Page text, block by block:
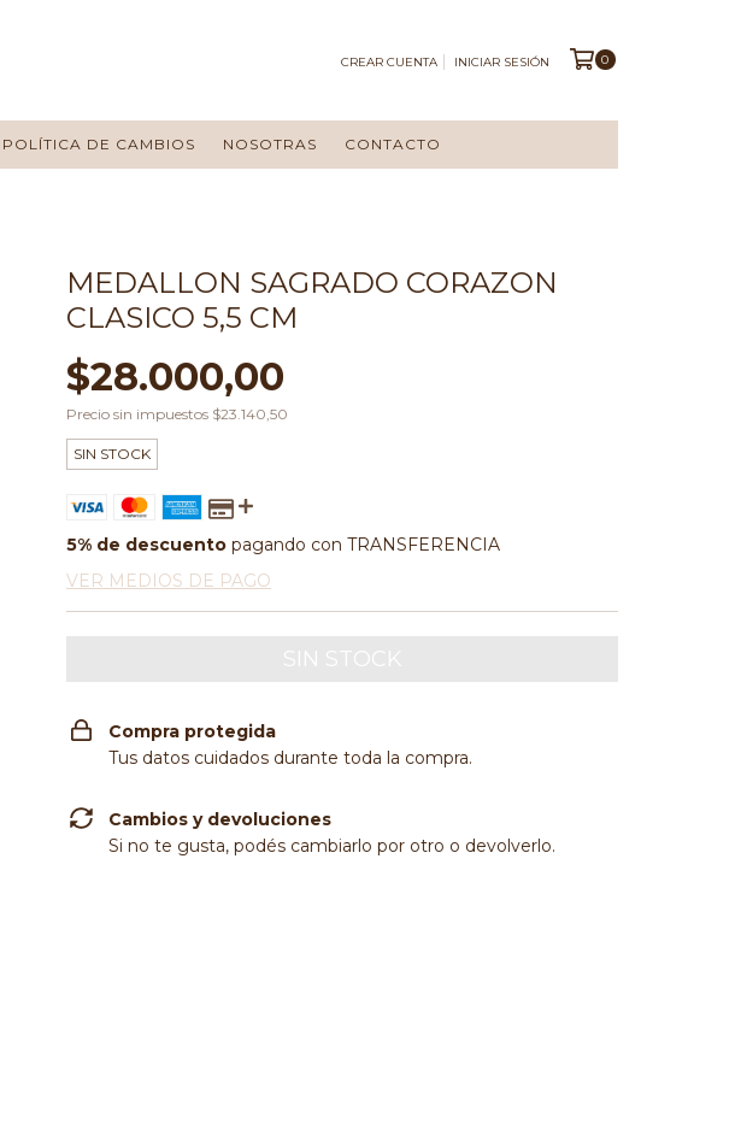
CREAR CUENTA INICIAR SESIÓN 0
POLÍTICA DE CAMBIOS NOSOTRAS CONTACTO
MEDALLON SAGRADO CORAZON
CLASICO 5,5 CM
$28.000,00
Precio sin impuestos $23.140,50
SIN STOCK
5% de descuento pagando con TRANSFERENCIA
VER MEDIOS DE PAGO
Compra protegida
Tus datos cuidados durante toda la compra.
Cambios y devoluciones
Si no te gusta, podés cambiarlo por otro o devolverlo.